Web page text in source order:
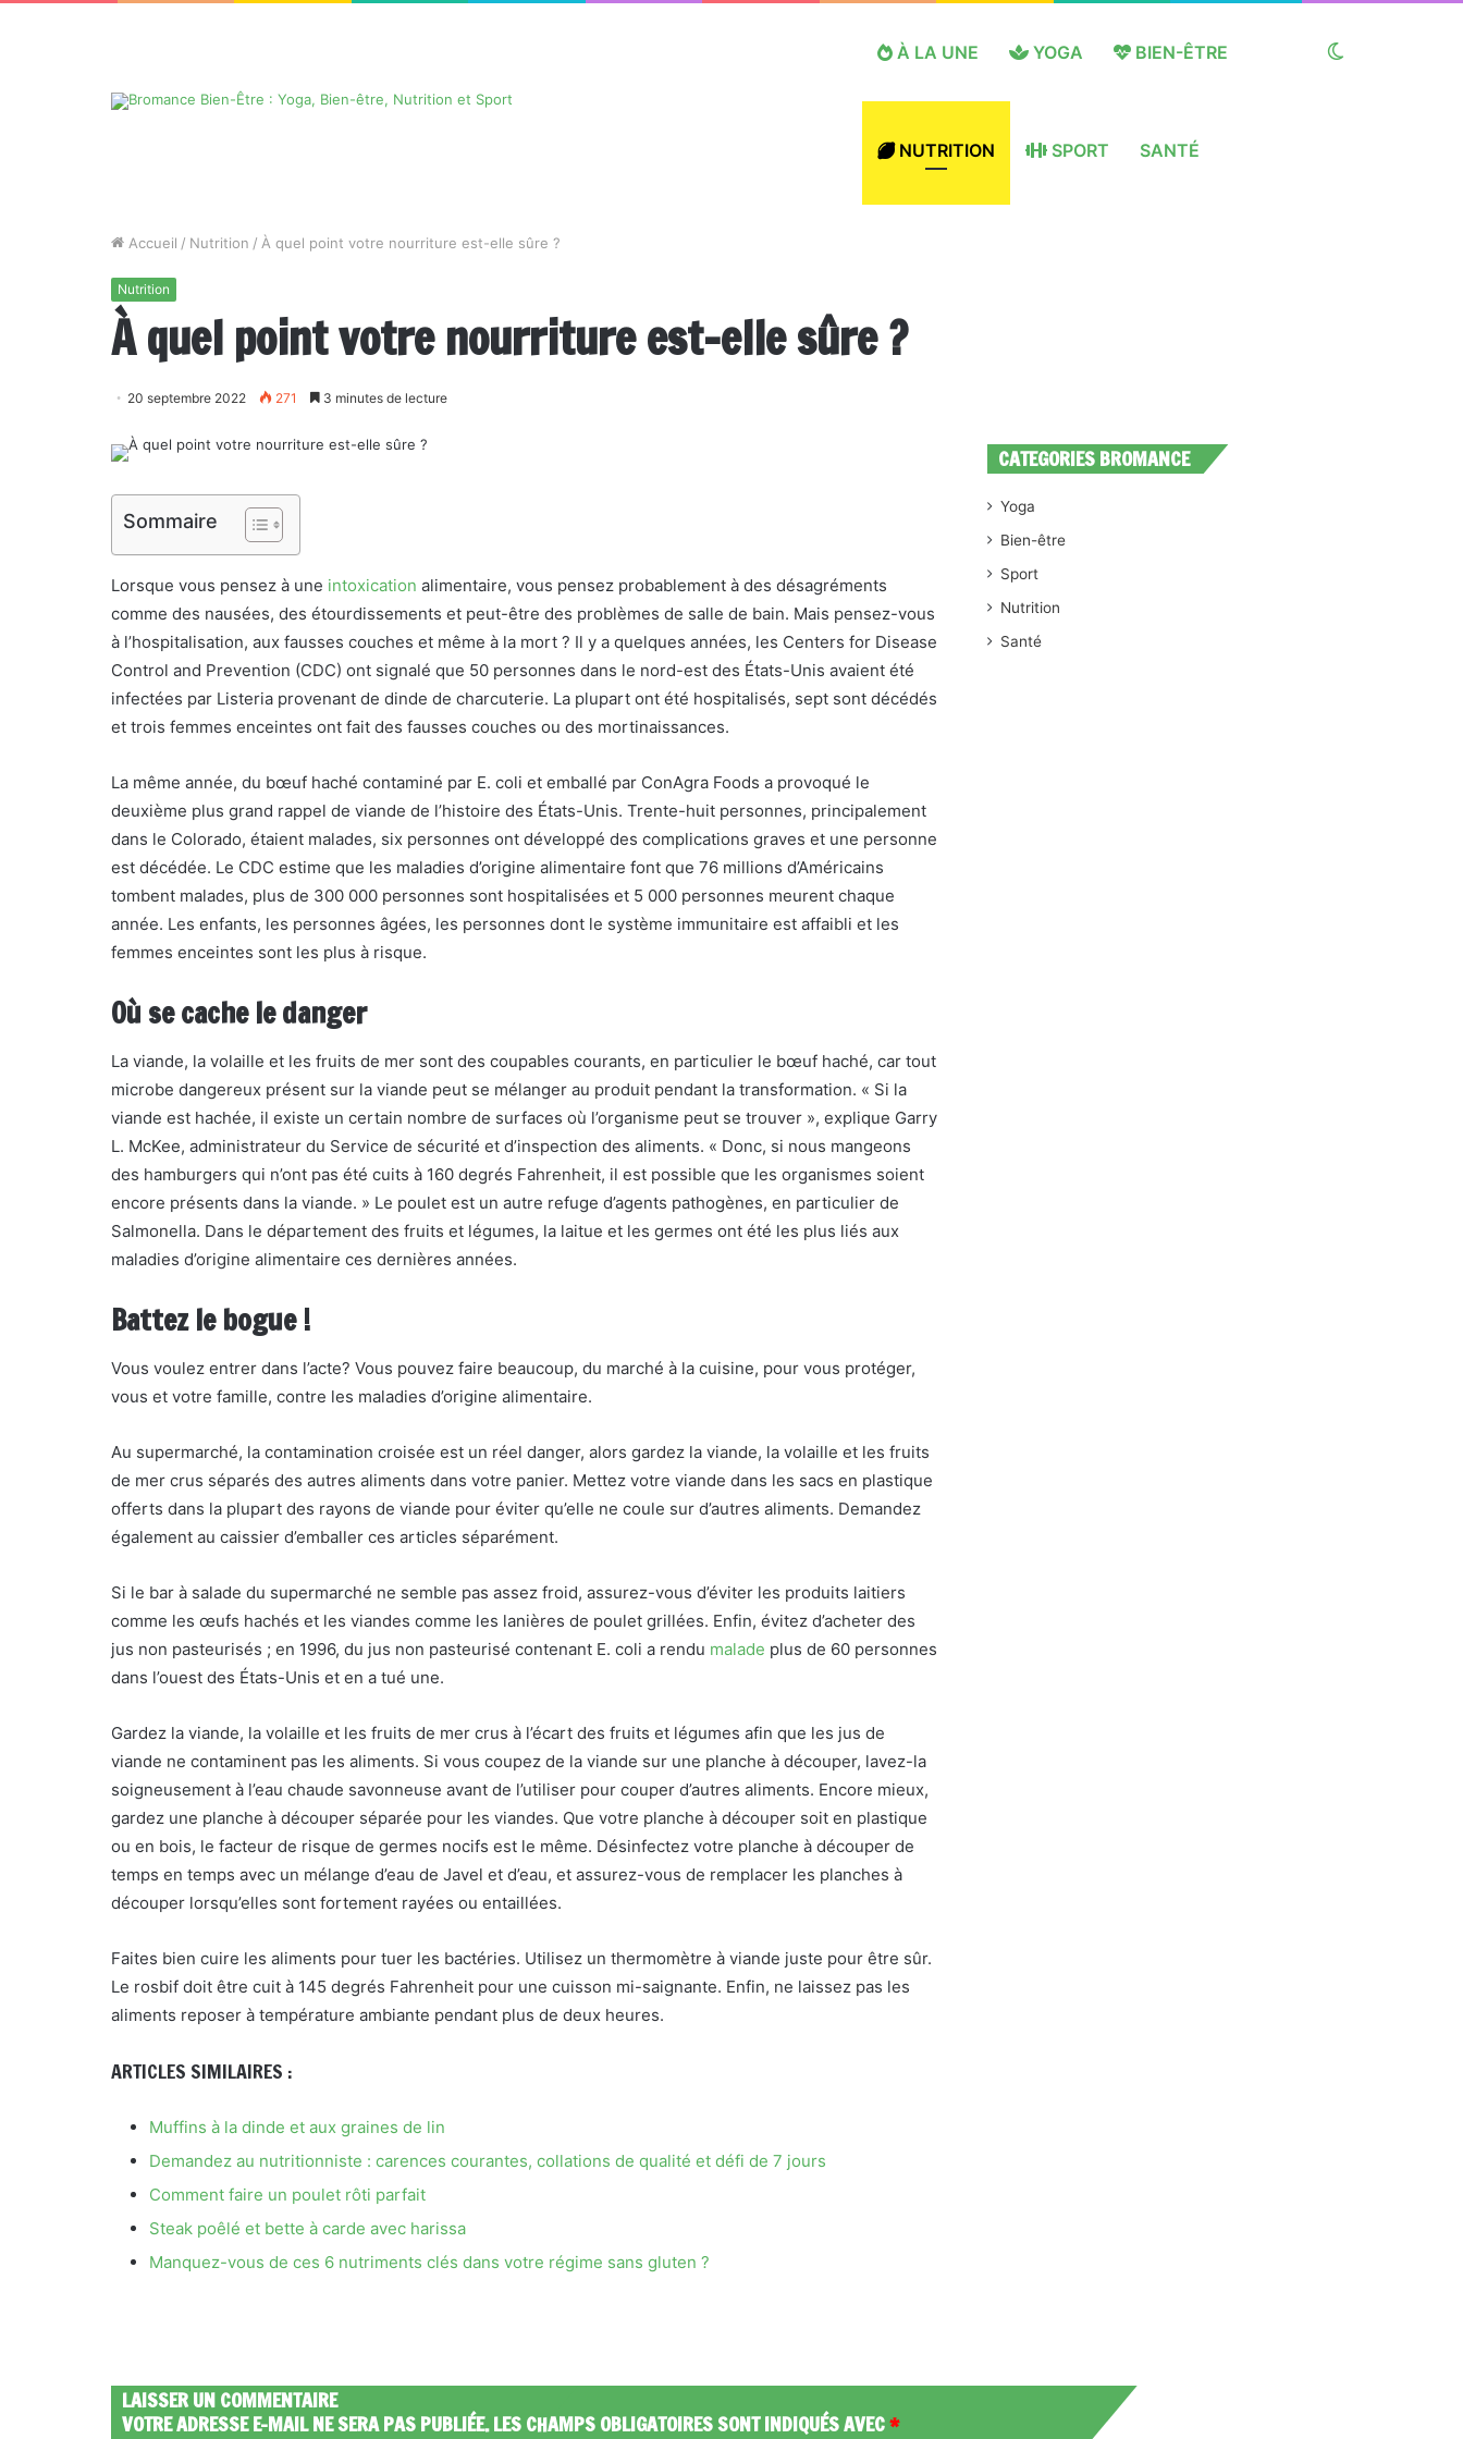
À LA UNE YOGA BIEN-ÊTRE
NUTRITION SPORT SANTÉ
Accueil / Nutrition / À quel point votre nourriture est-elle sûre ?
Nutrition
À quel point votre nourriture est-elle sûre ?
20 septembre 2022 271 3 minutes de lecture
Sommaire
Lorsque vous pensez à une intoxication alimentaire, vous pensez probablement à des désagréments
comme des nausées, des étourdissements et peut-être des problèmes de salle de bain. Mais pensez-vous
à l’hospitalisation, aux fausses couches et même à la mort ? Il y a quelques années, les Centers for Disease
Control and Prevention (CDC) ont signalé que 50 personnes dans le nord-est des États-Unis avaient été
infectées par Listeria provenant de dinde de charcuterie. La plupart ont été hospitalisés, sept sont décédés
et trois femmes enceintes ont fait des fausses couches ou des mortinaissances.
La même année, du bœuf haché contaminé par E. coli et emballé par ConAgra Foods a provoqué le
deuxième plus grand rappel de viande de l’histoire des États-Unis. Trente-huit personnes, principalement
dans le Colorado, étaient malades, six personnes ont développé des complications graves et une personne
est décédée. Le CDC estime que les maladies d’origine alimentaire font que 76 millions d’Américains
tombent malades, plus de 300 000 personnes sont hospitalisées et 5 000 personnes meurent chaque
année. Les enfants, les personnes âgées, les personnes dont le système immunitaire est affaibli et les
femmes enceintes sont les plus à risque.
Où se cache le danger
La viande, la volaille et les fruits de mer sont des coupables courants, en particulier le bœuf haché, car tout
microbe dangereux présent sur la viande peut se mélanger au produit pendant la transformation. « Si la
viande est hachée, il existe un certain nombre de surfaces où l’organisme peut se trouver », explique Garry
L. McKee, administrateur du Service de sécurité et d’inspection des aliments. « Donc, si nous mangeons
des hamburgers qui n’ont pas été cuits à 160 degrés Fahrenheit, il est possible que les organismes soient
encore présents dans la viande. » Le poulet est un autre refuge d’agents pathogènes, en particulier de
Salmonella. Dans le département des fruits et légumes, la laitue et les germes ont été les plus liés aux
maladies d’origine alimentaire ces dernières années.
Battez le bogue !
Vous voulez entrer dans l’acte? Vous pouvez faire beaucoup, du marché à la cuisine, pour vous protéger,
vous et votre famille, contre les maladies d’origine alimentaire.
Au supermarché, la contamination croisée est un réel danger, alors gardez la viande, la volaille et les fruits
de mer crus séparés des autres aliments dans votre panier. Mettez votre viande dans les sacs en plastique
offerts dans la plupart des rayons de viande pour éviter qu’elle ne coule sur d’autres aliments. Demandez
également au caissier d’emballer ces articles séparément.
Si le bar à salade du supermarché ne semble pas assez froid, assurez-vous d’éviter les produits laitiers
comme les œufs hachés et les viandes comme les lanières de poulet grillées. Enfin, évitez d’acheter des
jus non pasteurisés ; en 1996, du jus non pasteurisé contenant E. coli a rendu malade plus de 60 personnes
dans l’ouest des États-Unis et en a tué une.
Gardez la viande, la volaille et les fruits de mer crus à l’écart des fruits et légumes afin que les jus de
viande ne contaminent pas les aliments. Si vous coupez de la viande sur une planche à découper, lavez-la
soigneusement à l’eau chaude savonneuse avant de l’utiliser pour couper d’autres aliments. Encore mieux,
gardez une planche à découper séparée pour les viandes. Que votre planche à découper soit en plastique
ou en bois, le facteur de risque de germes nocifs est le même. Désinfectez votre planche à découper de
temps en temps avec un mélange d’eau de Javel et d’eau, et assurez-vous de remplacer les planches à
découper lorsqu’elles sont fortement rayées ou entaillées.
Faites bien cuire les aliments pour tuer les bactéries. Utilisez un thermomètre à viande juste pour être sûr.
Le rosbif doit être cuit à 145 degrés Fahrenheit pour une cuisson mi-saignante. Enfin, ne laissez pas les
aliments reposer à température ambiante pendant plus de deux heures.
ARTICLES SIMILAIRES :
Muffins à la dinde et aux graines de lin
Demandez au nutritionniste : carences courantes, collations de qualité et défi de 7 jours
Comment faire un poulet rôti parfait
Steak poêlé et bette à carde avec harissa
Manquez-vous de ces 6 nutriments clés dans votre régime sans gluten ?
LAISSER UN COMMENTAIRE
VOTRE ADRESSE E-MAIL NE SERA PAS PUBLIÉE.LES CHAMPS OBLIGATOIRES SONT INDIQUÉS AVEC*
CATEGORIES BROMANCE
Yoga
Bien-être
Sport
Nutrition
Santé